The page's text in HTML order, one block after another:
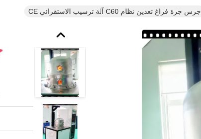
جرس جرة فراغ تعدين نظام C60 آلة ترسيب الاستقرائي CE